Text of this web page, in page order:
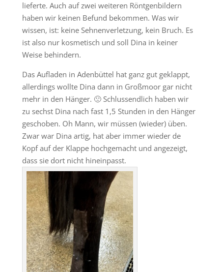
lieferte. Auch auf zwei weiteren Röntgenbildern
haben wir keinen Befund bekommen. Was wir
wissen, ist: keine Sehnenverletzung, kein Bruch. Es
ist also nur kosmetisch und soll Dina in keiner
Weise behindern.
Das Aufladen in Adenbüttel hat ganz gut geklappt,
allerdings wollte Dina dann in Großmoor gar nicht
mehr in den Hänger. 🙁 Schlussendlich haben wir
zu sechst Dina nach fast 1,5 Stunden in den Hänger
geschoben. Oh Mann, wir müssen (wieder) üben.
Zwar war Dina artig, hat aber immer wieder de
Kopf auf der Klappe hochgemacht und angezeigt,
dass sie dort nicht hineinpasst.